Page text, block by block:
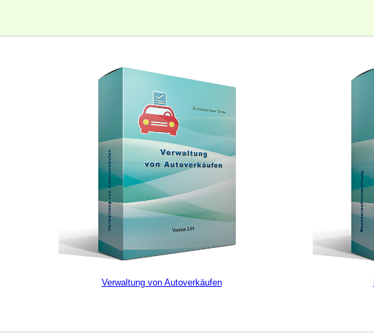
Verwaltung von Autoverkäufen